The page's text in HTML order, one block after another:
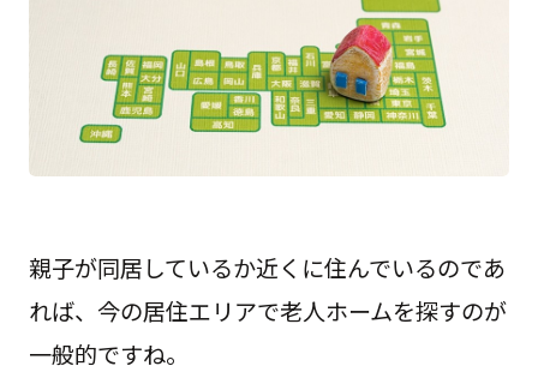
親子が同居しているか近くに住んでいるのであ
れば、今の居住エリアで老人ホームを探すのが
一般的ですね。